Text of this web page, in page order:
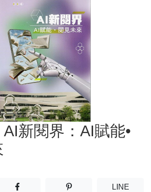
AI新閱界：AI賦能•
分享至facebook(另開新視窗)
分享至噗浪(另開新視窗)
LINE(另開